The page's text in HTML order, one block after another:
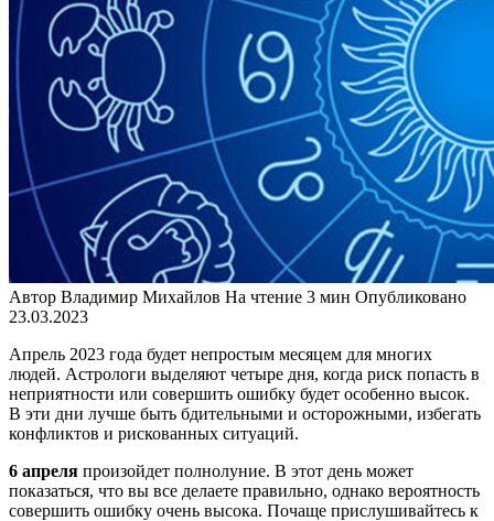
Автор Владимир Михайлов На чтение 3 мин Опубликовано
23.03.2023
Апрель 2023 года будет непростым месяцем для многих
людей. Астрологи выделяют четыре дня, когда риск попасть в
неприятности или совершить ошибку будет особенно высок.
В эти дни лучше быть бдительными и осторожными, избегать
конфликтов и рискованных ситуаций.
6 апреля произойдет полнолуние. В этот день может
показаться, что вы все делаете правильно, однако вероятность
совершить ошибку очень высока. Почаще прислушивайтесь к